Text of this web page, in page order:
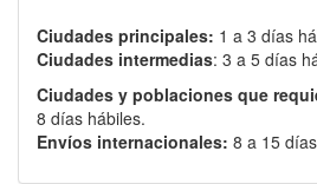
Ciudades principales: 1 a 3 días
Ciudades intermedias: 3 a 5 días
Ciudades y poblaciones que
8 días hábiles.
Envíos internacionales: 8 a 15